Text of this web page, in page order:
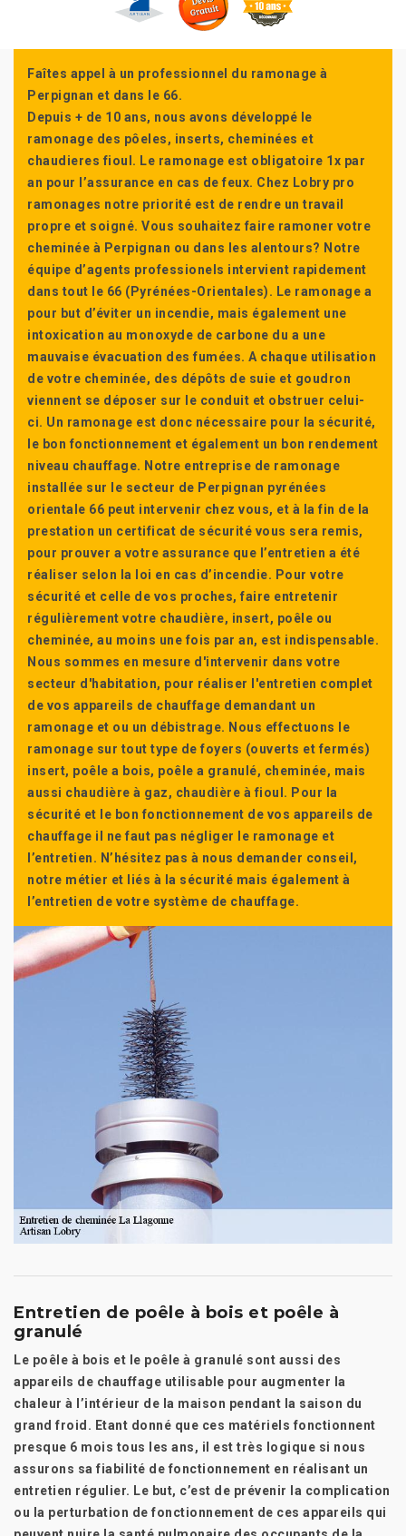
Faîtes appel à un professionnel du ramonage à
Perpignan et dans le 66.
Depuis + de 10 ans, nous avons développé le
ramonage des pôeles, inserts, cheminées et
chaudieres fioul. Le ramonage est obligatoire 1x par
an pour l’assurance en cas de feux. Chez Lobry pro
ramonages notre priorité est de rendre un travail
propre et soigné. Vous souhaitez faire ramoner votre
cheminée à Perpignan ou dans les alentours? Notre
équipe d’agents professionels intervient rapidement
dans tout le 66 (Pyrénées-Orientales). Le ramonage a
pour but d’éviter un incendie, mais également une
intoxication au monoxyde de carbone du a une
mauvaise évacuation des fumées. A chaque utilisation
de votre cheminée, des dépôts de suie et goudron
viennent se déposer sur le conduit et obstruer celui-
ci. Un ramonage est donc nécessaire pour la sécurité,
le bon fonctionnement et également un bon rendement
niveau chauffage. Notre entreprise de ramonage
installée sur le secteur de Perpignan pyrénées
orientale 66 peut intervenir chez vous, et à la fin de la
prestation un certificat de sécurité vous sera remis,
pour prouver a votre assurance que l’entretien a été
réaliser selon la loi en cas d’incendie. Pour votre
sécurité et celle de vos proches, faire entretenir
régulièrement votre chaudière, insert, poêle ou
cheminée, au moins une fois par an, est indispensable.
Nous sommes en mesure d'intervenir dans votre
secteur d'habitation, pour réaliser l'entretien complet
de vos appareils de chauffage demandant un
ramonage et ou un débistrage. Nous effectuons le
ramonage sur tout type de foyers (ouverts et fermés)
insert, poêle a bois, poêle a granulé, cheminée, mais
aussi chaudière à gaz, chaudière à fioul. Pour la
sécurité et le bon fonctionnement de vos appareils de
chauffage il ne faut pas négliger le ramonage et
l’entretien. N’hésitez pas à nous demander conseil,
notre métier et liés à la sécurité mais également à
l’entretien de votre système de chauffage.
Entretien de poêle à bois et poêle à
granulé
Le poêle à bois et le poêle à granulé sont aussi des
appareils de chauffage utilisable pour augmenter la
chaleur à l’intérieur de la maison pendant la saison du
grand froid. Etant donné que ces matériels fonctionnent
presque 6 mois tous les ans, il est très logique si nous
assurons sa fiabilité de fonctionnement en réalisant un
entretien régulier. Le but, c’est de prévenir la complication
ou la perturbation de fonctionnement de ces appareils qui